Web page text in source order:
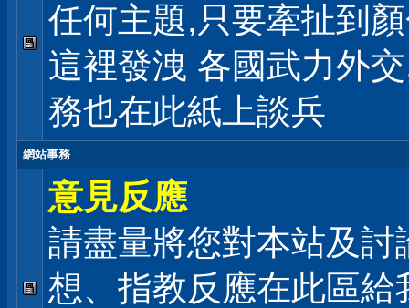
任何主題,只要牽扯到
這裡發洩 各國武力外
務也在此紙上談兵
網站事務
意見反應
請盡量將您對本站及討
想、指教反應在此區給